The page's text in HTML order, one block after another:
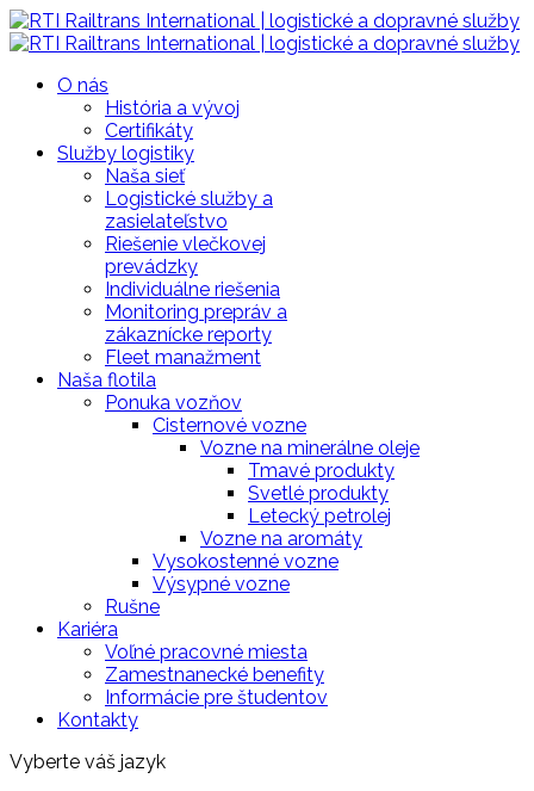
O nás
História a vývoj
Certifikáty
Služby logistiky
Naša sieť
Logistické služby a
zasielateľstvo
Riešenie vlečkovej
prevádzky
Individuálne riešenia
Monitoring prepráv a
zákaznícke reporty
Fleet manažment
Naša flotila
Ponuka vozňov
Cisternové vozne
Vozne na minerálne oleje
Tmavé produkty
Svetlé produkty
Letecký petrolej
Vozne na aromáty
Vysokostenné vozne
Výsypné vozne
Rušne
Kariéra
Voľné pracovné miesta
Zamestnanecké benefity
Informácie pre študentov
Kontakty
Vyberte váš jazyk